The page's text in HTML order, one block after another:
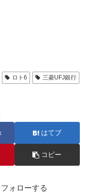
ロト6
三菱UFJ銀行
はてブ
コピー
ォローする